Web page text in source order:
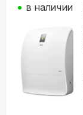
в наличии